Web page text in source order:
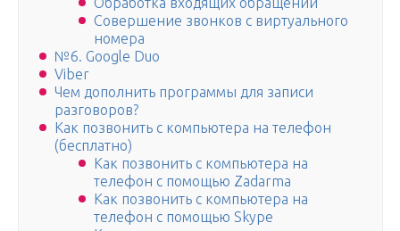
Совершение звонков с виртуального
номера
№6. Google Duo
Viber
Чем дополнить программы для записи
разговоров?
Как позвонить с компьютера на телефон
(бесплатно)
Как позвонить с компьютера на
телефон с помощью Zadarma
Как позвонить с компьютера на
телефон с помощью Skype